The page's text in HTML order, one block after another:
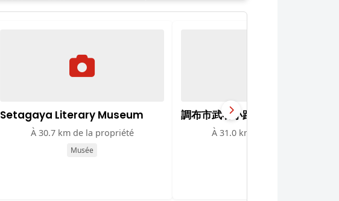
Setagaya Literary Museum
À 30.7 km de la propriété
Musée
調布市武者小路実篤記念館
À 31.0 km de la propriété